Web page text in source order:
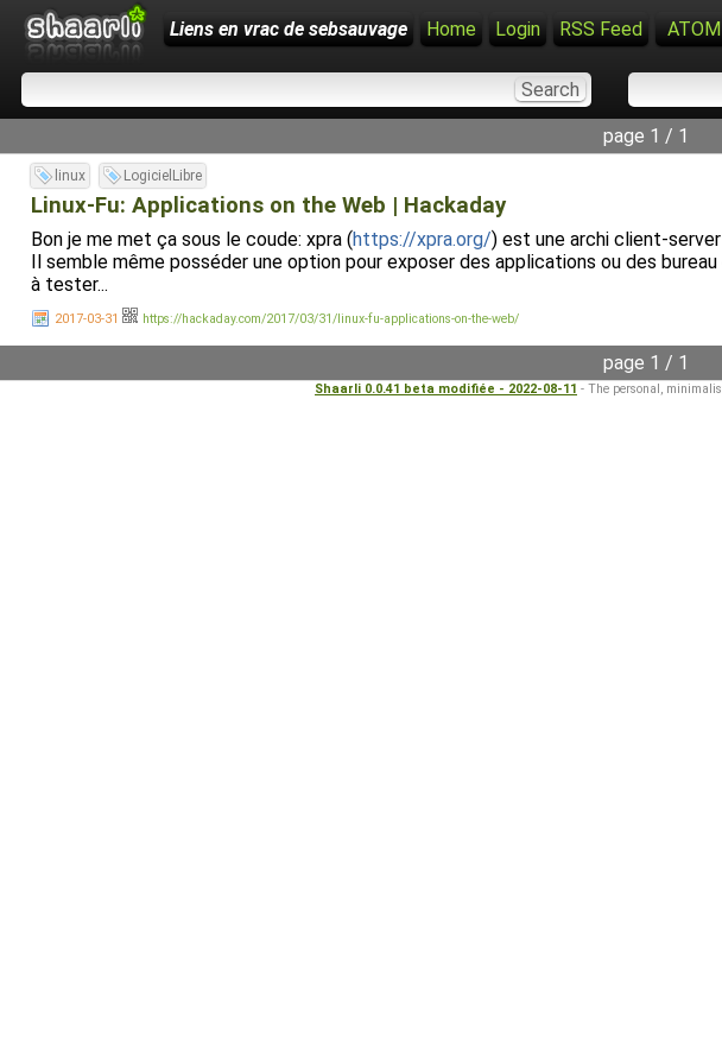
Liens en vrac de sebsauvage Home Login RSS Feed
page 1 / 1
linux LogicielLibre
Linux-Fu: Applications on the Web | Hackaday
Bon je me met ça sous le coude: xpra (https://xpra.org/) est une archi client-
Il semble même posséder une option pour exposer des applications ou des bureau
à tester...
2017-03-31 https://hackaday.com/2017/03/31/linux-fu-applications-on-the-web/
page 1 / 1
Shaarli 0.0.41 beta modifiée - 2022-08-11 - The personal,